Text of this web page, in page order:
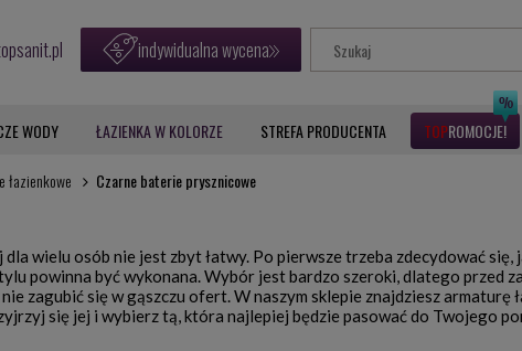
indywidualna wycena
WODY ŁAZIENKA W KOLORZE STREFA PRODUCENTA ROMOCJE
łazienkowe Czarne baterie prysznicowe
wielu osób nie jest zbyt łatwy. Po pierwsze trzeba zdecydować się,
powinna być wykonana. Wybór jest bardzo szeroki, dlatego przed
zagubić się w gąszczu ofert. W naszym sklepie znajdziesz armaturę
się jej i wybierz tą, która najlepiej będzie pasować do Twojego